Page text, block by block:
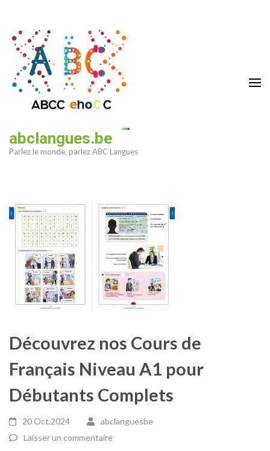
contenu
(Pressez
Entrée)
abclangues.be
Parlez le monde, parlez ABC Langues
Découvrez nos Cours de
Français Niveau A1 pour
Débutants Complets
20 Oct,2024
abclanguesbe
Laisser un commentaire